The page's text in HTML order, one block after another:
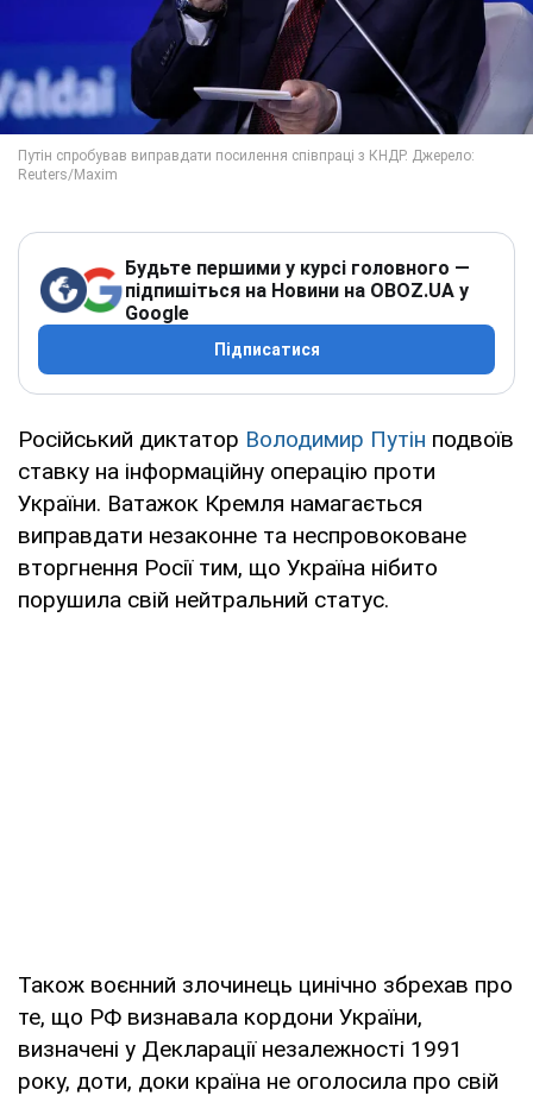
Будьте першими у курсі головного —
підпишіться на Новини на OBOZ.UA у
Google
Підписатися
Російський диктатор Володимир Путін подвоїв
ставку на інформаційну операцію проти
України. Ватажок Кремля намагається
виправдати незаконне та неспровоковане
вторгнення Росії тим, що Україна нібито
порушила свій нейтральний статус.
Також воєнний злочинець цинічно збрехав про
те, що РФ визнавала кордони України,
визначені у Декларації незалежності 1991
року, доти, доки країна не оголосила про свій